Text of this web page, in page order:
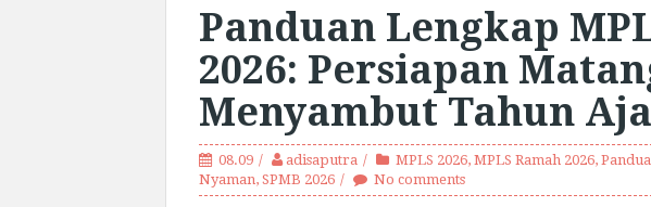
Panduan Lengkap
2026: Persiapan
Menyambut Tahun
08.09 adisaputra MPLS 2026, MPLS Ramah 2026,
Nyaman, SPMB 2026 No comments